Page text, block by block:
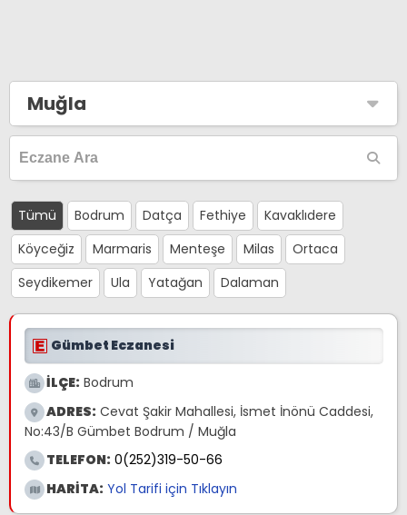
Muğla
Tümü Bodrum Datça Fethiye
Kavaklıdere
Köyceğiz
Marmaris Menteşe Milas
Ortaca
Seydikemer
Ula Yatağan Dalaman
Gümbet Eczanesi
İLÇE: Bodrum
ADRES: Cevat Şakir Mahallesi, İsmet İnönü Caddesi,
No:43/B Gümbet Bodrum / Muğla
TELEFON: 0(252)319-50-66
HARİTA: Yol Tarifi için Tıklayın